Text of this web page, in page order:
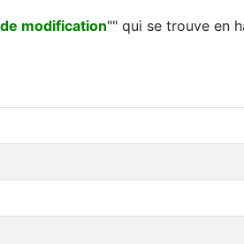
modification"" qui se trouve en